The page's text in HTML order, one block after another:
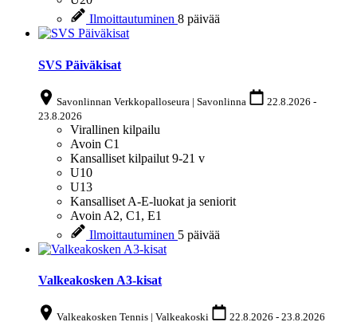
Ilmoittautuminen 8 päivää
SVS Päiväkisat
Savonlinnan Verkkopalloseura | Savonlinna 22.8.2026 -
23.8.2026
Virallinen kilpailu
Avoin C1
Kansalliset kilpailut 9-21 v
U10
U13
Kansalliset A-E-luokat ja seniorit
Avoin A2, C1, E1
Ilmoittautuminen 5 päivää
Valkeakosken A3-kisat
Valkeakosken Tennis | Valkeakoski 22.8.2026 - 23.8.2026